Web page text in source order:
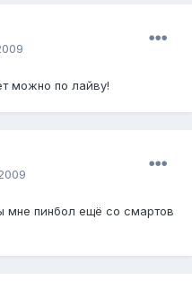
можно по лайву!
мне пинбол ещё со смартов